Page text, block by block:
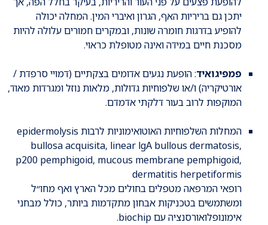
יתכן גם בריריות האף, הגרון ואיברי המין. המחלה יכולה
להופיע בדרגות חומרה שונות, ובמקרים חמורים עלולה להיות
מסכנת חיים במידה ואינה מטופלת כראוי.
פמפיגואיד: הופעת נגעים אדומים בצקתיים (דמויי סרפדת /
אורטיקריה) ו/או שלפוחיות גדולות, מלאות נוזל ומגרדות מאוד,
המוקפות לרוב בעור דלקתי אדמדם.
המחלות השלפוחיות האוטואימוניות לרבות epidermolysis
bullosa acquisita, linear lgA bullous dermatosis,
p200 pemphigoid, mucous membrane pemphigoid,
dermatitis herpetiformis
רופאי המרפאה מטפלים בחולים מכל הארץ ואף מחו״ל
ומשתמשים בטכניקות אבחון מתקדמות ביותר, כולל מבחני
אימונופלואורסנציה עם biochip.